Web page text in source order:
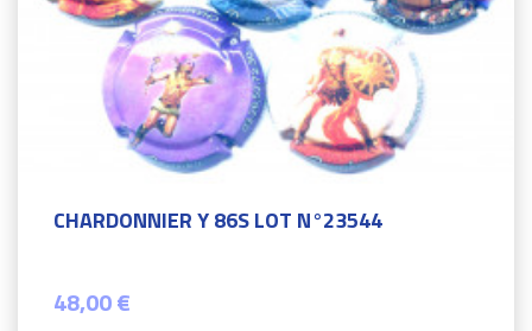
CHARDONNIER Y 86S LOT N°23544
48,00 €